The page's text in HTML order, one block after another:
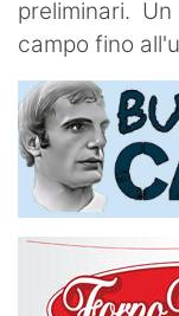
preliminari.
campo fino